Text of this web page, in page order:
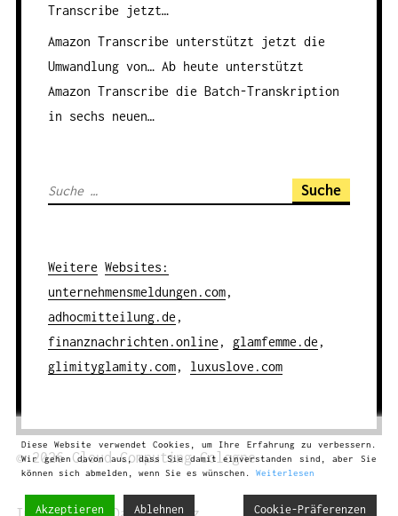
Transcribe jetzt…
Amazon Transcribe unterstützt jetzt die
Umwandlung von…Ab heute unterstützt
Amazon Transcribe die Batch-Transkription
in sechs neuen…
S
h
e
n
a
c
Weitere Websites :
unternehmensmeldungen.com,
adhocmitteilung.de ,
finanznachrichten.online , glamfemme.de ,
glimityglamity.com, luxuslove.com
© 2026Cloud ComputingCologne
Diese Website verwendet Cookies, um Ihre Erfahrung zu verbessern.
Wir gehen davon aus, dass Sie damit einverstanden sind, aber Sie
können sich abmelden, wenn Sie es wünschen. Weiterlesen
Akzeptieren Ablehnen Cookie-Präferenzen